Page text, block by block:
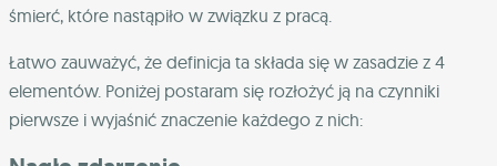
śmierć, które nastąpiło w związku z pracą.
Łatwo zauważyć, że definicja ta składa się w zasadzie z 4
elementów. Poniżej postaram się rozłożyć ją na czynniki
pierwsze i wyjaśnić znaczenie każdego z nich: